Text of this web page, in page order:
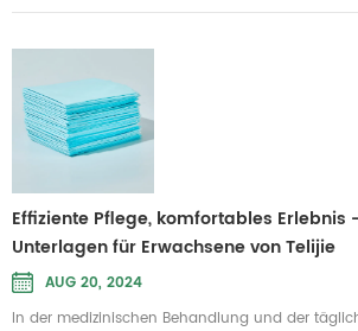
Effiziente Pflege, komfortables Erlebnis
Unterlagen für Erwachsene von Telijie
AUG 20, 2024
In der medizinischen Behandlung und der